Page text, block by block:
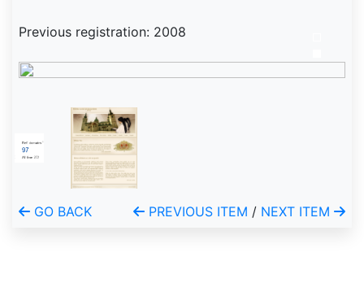
Previous registration: 2008
GO BACK PREVIOUS ITEM / NEXT ITEM